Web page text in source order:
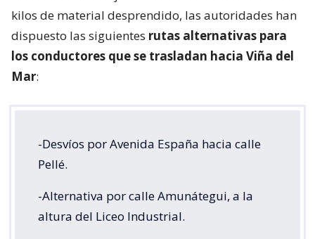
kilos de material desprendido, las autoridades han
dispuesto las siguientes rutas alternativas para
los conductores que se trasladan hacia Viña del
Mar:
-Desvíos por Avenida España hacia calle
Pellé.
-Alternativa por calle Amunátegui, a la
altura del Liceo Industrial.